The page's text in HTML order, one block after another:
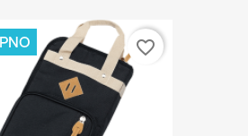
favorite_border